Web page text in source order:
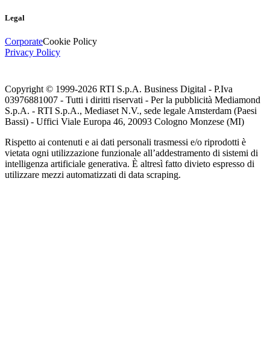
Legal
CorporateCookie Policy
Privacy Policy
Copyright © 1999-2026 RTI S.p.A. Business Digital - P.Iva
03976881007 - Tutti i diritti riservati - Per la pubblicità Mediamond
S.p.A. - RTI S.p.A., Mediaset N.V., sede legale Amsterdam (Paesi
Bassi) - Uffici Viale Europa 46, 20093 Cologno Monzese (MI)
Rispetto ai contenuti e ai dati personali trasmessi e/o riprodotti è
vietata ogni utilizzazione funzionale all’addestramento di sistemi di
intelligenza artificiale generativa. È altresì fatto divieto espresso di
utilizzare mezzi automatizzati di data scraping.